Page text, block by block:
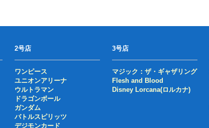
2号店
ワンピース
ユニオンアリーナ
ウルトラマン
ドラゴンボール
ガンダム
バトルスピリッツ
デジモンカード
3号店
マジック：ザ・ギャザリング
Flesh and Blood
Disney Lorcana(ロルカナ)